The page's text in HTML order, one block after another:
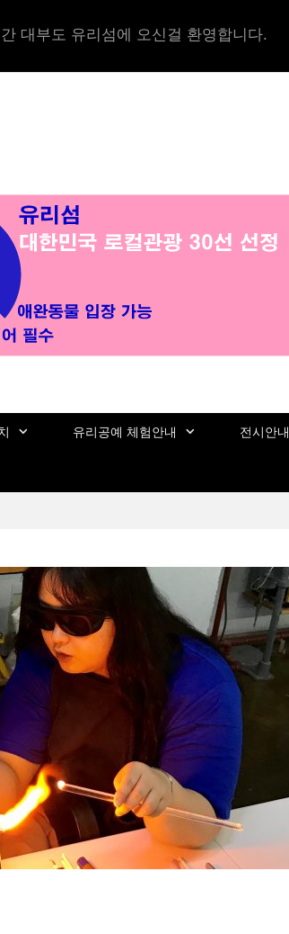
대부도 유리섬에 오신걸 환영합니다.
유리공예 체험안내 전시안내